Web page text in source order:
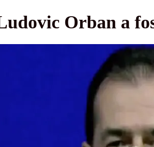
Orban a